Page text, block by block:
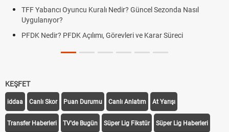
TFF Yabancı Oyuncu Kuralı Nedir? Güncel Sezonda Nasıl
Uygulanıyor?
PFDK Nedir? PFDK Açılımı, Görevleri ve Karar Süreci
KEŞFET
iddaa Canlı Skor Puan Durumu Canlı Anlatım At Yarışı
Transfer Haberleri TV'de Bugün Süper Lig Fikstür Süper Lig Haberleri